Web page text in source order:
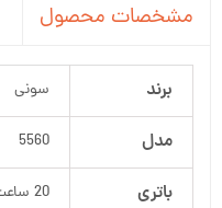
مشخصات محصول
برند سونی
مدل 5560
باتری 20 ساعت ( 400 میلی آمپر )